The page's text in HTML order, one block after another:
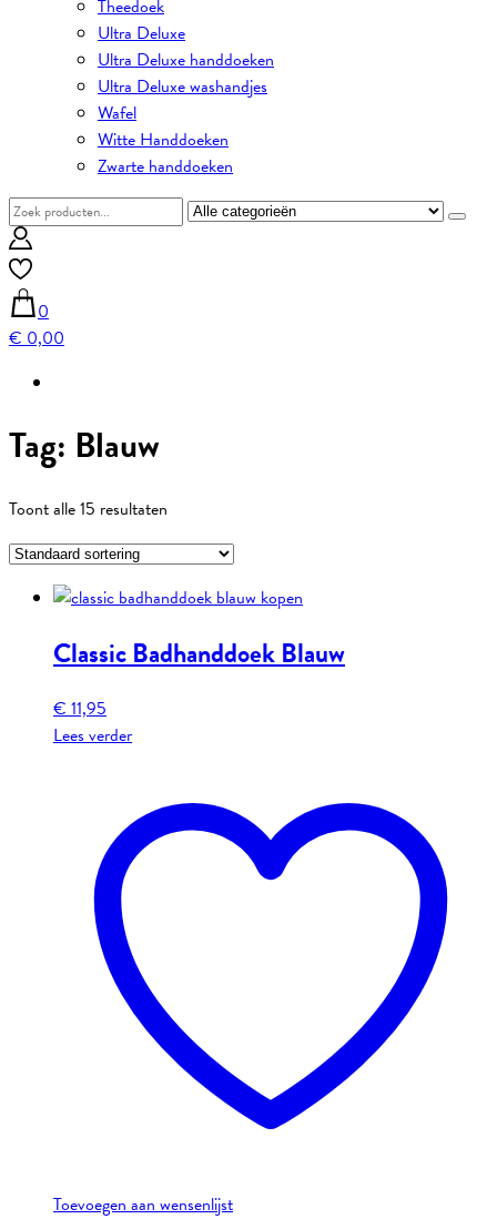
Theedoek
Ultra Deluxe
Ultra Deluxe handdoeken
Ultra Deluxe washandjes
Wafel
Witte Handdoeken
Zwarte handdoeken
0
€ 0,00
Tag: Blauw
Toont alle 15 resultaten
Classic Badhanddoek Blauw
€ 11,95
Lees verder
Toevoegen aan wensenlijst